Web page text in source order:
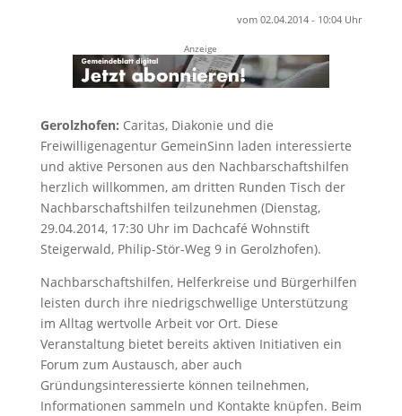
vom 02.04.2014 - 10:04 Uhr
Anzeige
Gerolzhofen: Caritas, Diakonie und die
Freiwilligenagentur GemeinSinn laden interessierte
und aktive Personen aus den Nachbarschaftshilfen
herzlich willkommen, am dritten Runden Tisch der
Nachbarschaftshilfen teilzunehmen (Dienstag,
29.04.2014, 17:30 Uhr im Dachcafé Wohnstift
Steigerwald, Philip-Stör-Weg 9 in Gerolzhofen).
Nachbarschaftshilfen, Helferkreise und Bürgerhilfen
leisten durch ihre niedrigschwellige Unterstützung
im Alltag wertvolle Arbeit vor Ort. Diese
Veranstaltung bietet bereits aktiven Initiativen ein
Forum zum Austausch, aber auch
Gründungsinteressierte können teilnehmen,
Informationen sammeln und Kontakte knüpfen. Beim